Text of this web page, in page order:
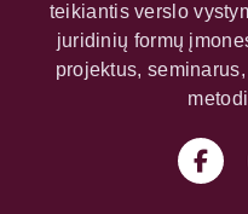
teikiantis verslo
juridinių formų
projektus,